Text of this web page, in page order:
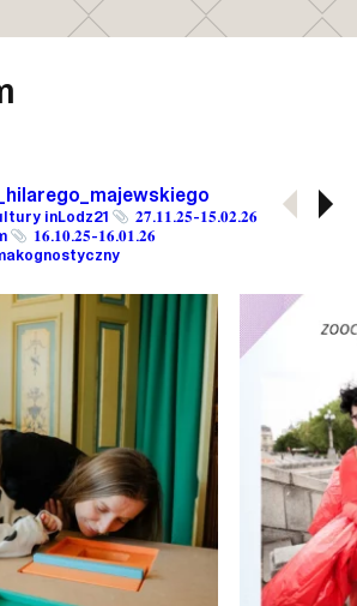
inLodz21
𝟐𝟕.𝟏𝟏.𝟐𝟓-𝟏𝟓.𝟎𝟐.𝟐𝟔
𝟏𝟔.𝟏𝟎.𝟐𝟓-𝟏𝟔.𝟎𝟏.𝟐𝟔